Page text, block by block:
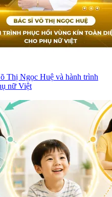
Thị Ngọc Huệ và hành trình
nữ Việt